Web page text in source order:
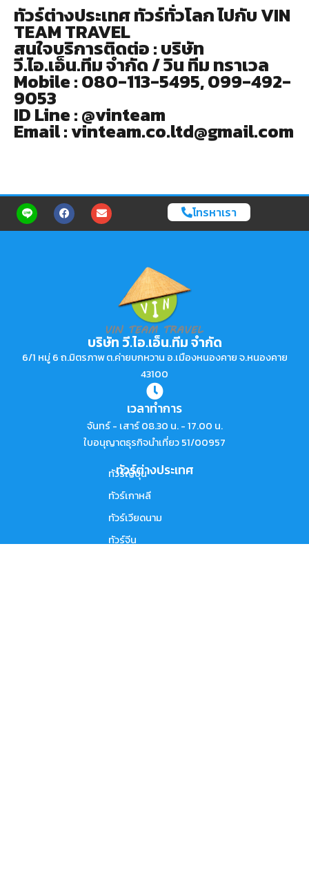
ทัวร์ต่างประเทศ ทัวร์ทั่วโลก ไปกับ VIN
TEAM TRAVEL
สนใจบริการติดต่อ : บริษัท
วี.ไอ.เอ็น.ทีม จำกัด / วิน ทีม ทราเวล
Mobile : 080-113-5495, 099-492-
9053
ID Line : @vinteam
Email : vinteam.co.ltd@gmail.com
โทรหาเรา
บริษัท วี.ไอ.เอ็น.ทีม จำกัด
6/1 หมู่ 6 ถ.มิตรภาพ ต.ค่ายบกหวาน อ.เมืองหนองคาย จ.หนองคาย
43100
เวลาทำการ
จันทร์ - เสาร์ 08.30 น. - 17.00 น.
ใบอนุญาตธุรกิจนำเที่ยว 51/00957
ทัวร์ต่างประเทศ
ทัวร์ญี่ปุ่น
ทัวร์เกาหลี
ทัวร์เวียดนาม
ทัวร์จีน